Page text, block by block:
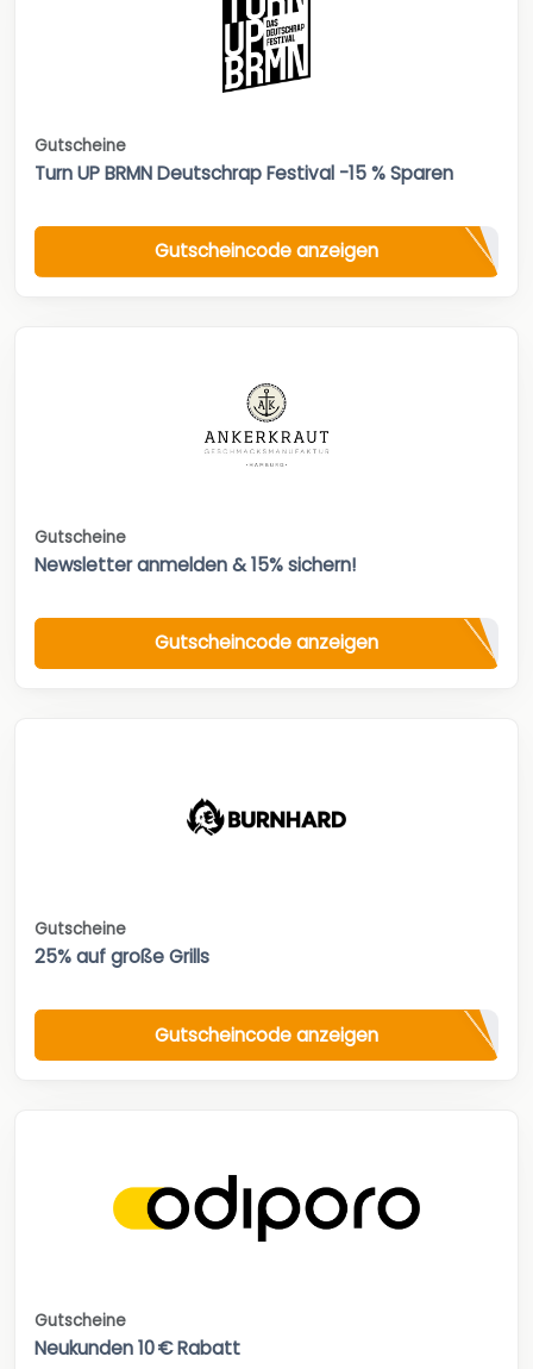
Gutscheine
Turn UP BRMN Deutschrap Festival -15 % Sparen
Gutscheincode anzeigen
Gutscheine
Newsletter anmelden & 15% sichern!
Gutscheincode anzeigen
Gutscheine
25% auf große Grills
Gutscheincode anzeigen
Gutscheine
Neukunden 10 € Rabatt